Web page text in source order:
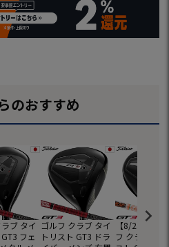
のおすすめ
ブ タイ
フェ
ゴルフ クラブ タイ
トリスト GT3 ドラ
【8/23発売
フ クラブ タ